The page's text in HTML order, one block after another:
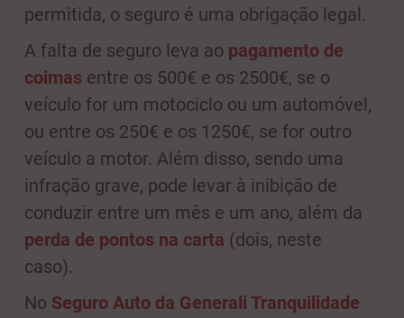
permitida, o seguro é uma obrigação legal.
A falta de seguro leva ao pagamento de
coimas entre os 500€ e os 2500€, se o
veículo for um motociclo ou um automóvel,
ou entre os 250€ e os 1250€, se for outro
veículo a motor. Além disso, sendo uma
infração grave, pode levar à inibição de
conduzir entre um mês e um ano, além da
perda de pontos na carta (dois, neste
caso).
No Seguro Auto da Generali Tranquilidade